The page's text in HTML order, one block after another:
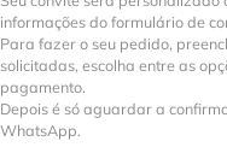
informações do formulário de
Para fazer o seu pedido,
solicitadas, escolha entre as
pagamento.
Depois é só aguardar a
WhatsApp.